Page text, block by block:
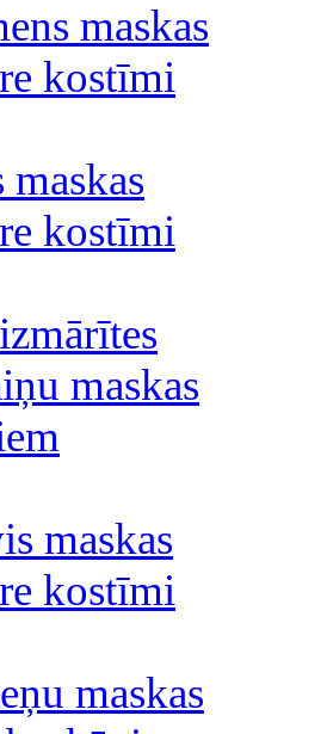
maskas
kostīmi
maskas
kostīmi
maskas
maskas
kostīmi
maskas